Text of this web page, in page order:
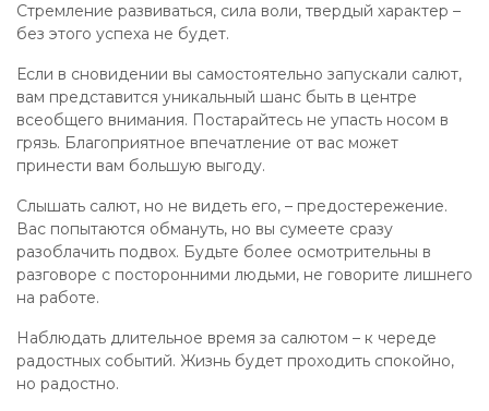
Стремление развиваться, сила воли, твердый характер –
без этого успеха не будет.
Если в сновидении вы самостоятельно запускали салют,
вам представится уникальный шанс быть в центре
всеобщего внимания. Постарайтесь не упасть носом в
грязь. Благоприятное впечатление от вас может
принести вам большую выгоду.
Слышать салют, но не видеть его, – предостережение.
Вас попытаются обмануть, но вы сумеете сразу
разоблачить подвох. Будьте более осмотрительны в
разговоре с посторонними людьми, не говорите лишнего
на работе.
Наблюдать длительное время за салютом – к череде
радостных событий. Жизнь будет проходить спокойно,
но радостно.